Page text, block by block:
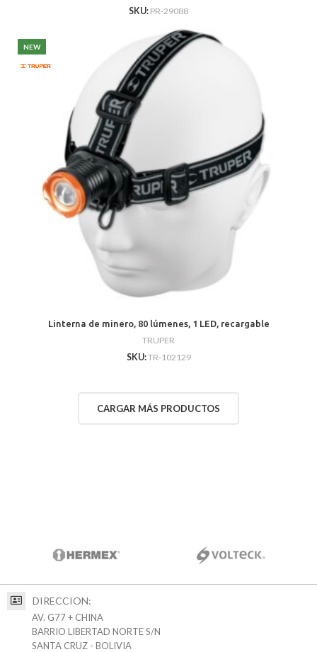
SKU: PR-29088
NEW
Linterna de minero, 80 lúmenes, 1 LED, recargable
TRUPER
SKU:TR-102129
CARGAR MÁS PRODUCTOS
DIRECCION:
AV. G77 + CHINA
BARRIO LIBERTAD NORTE S/N
SANTA CRUZ - BOLIVIA